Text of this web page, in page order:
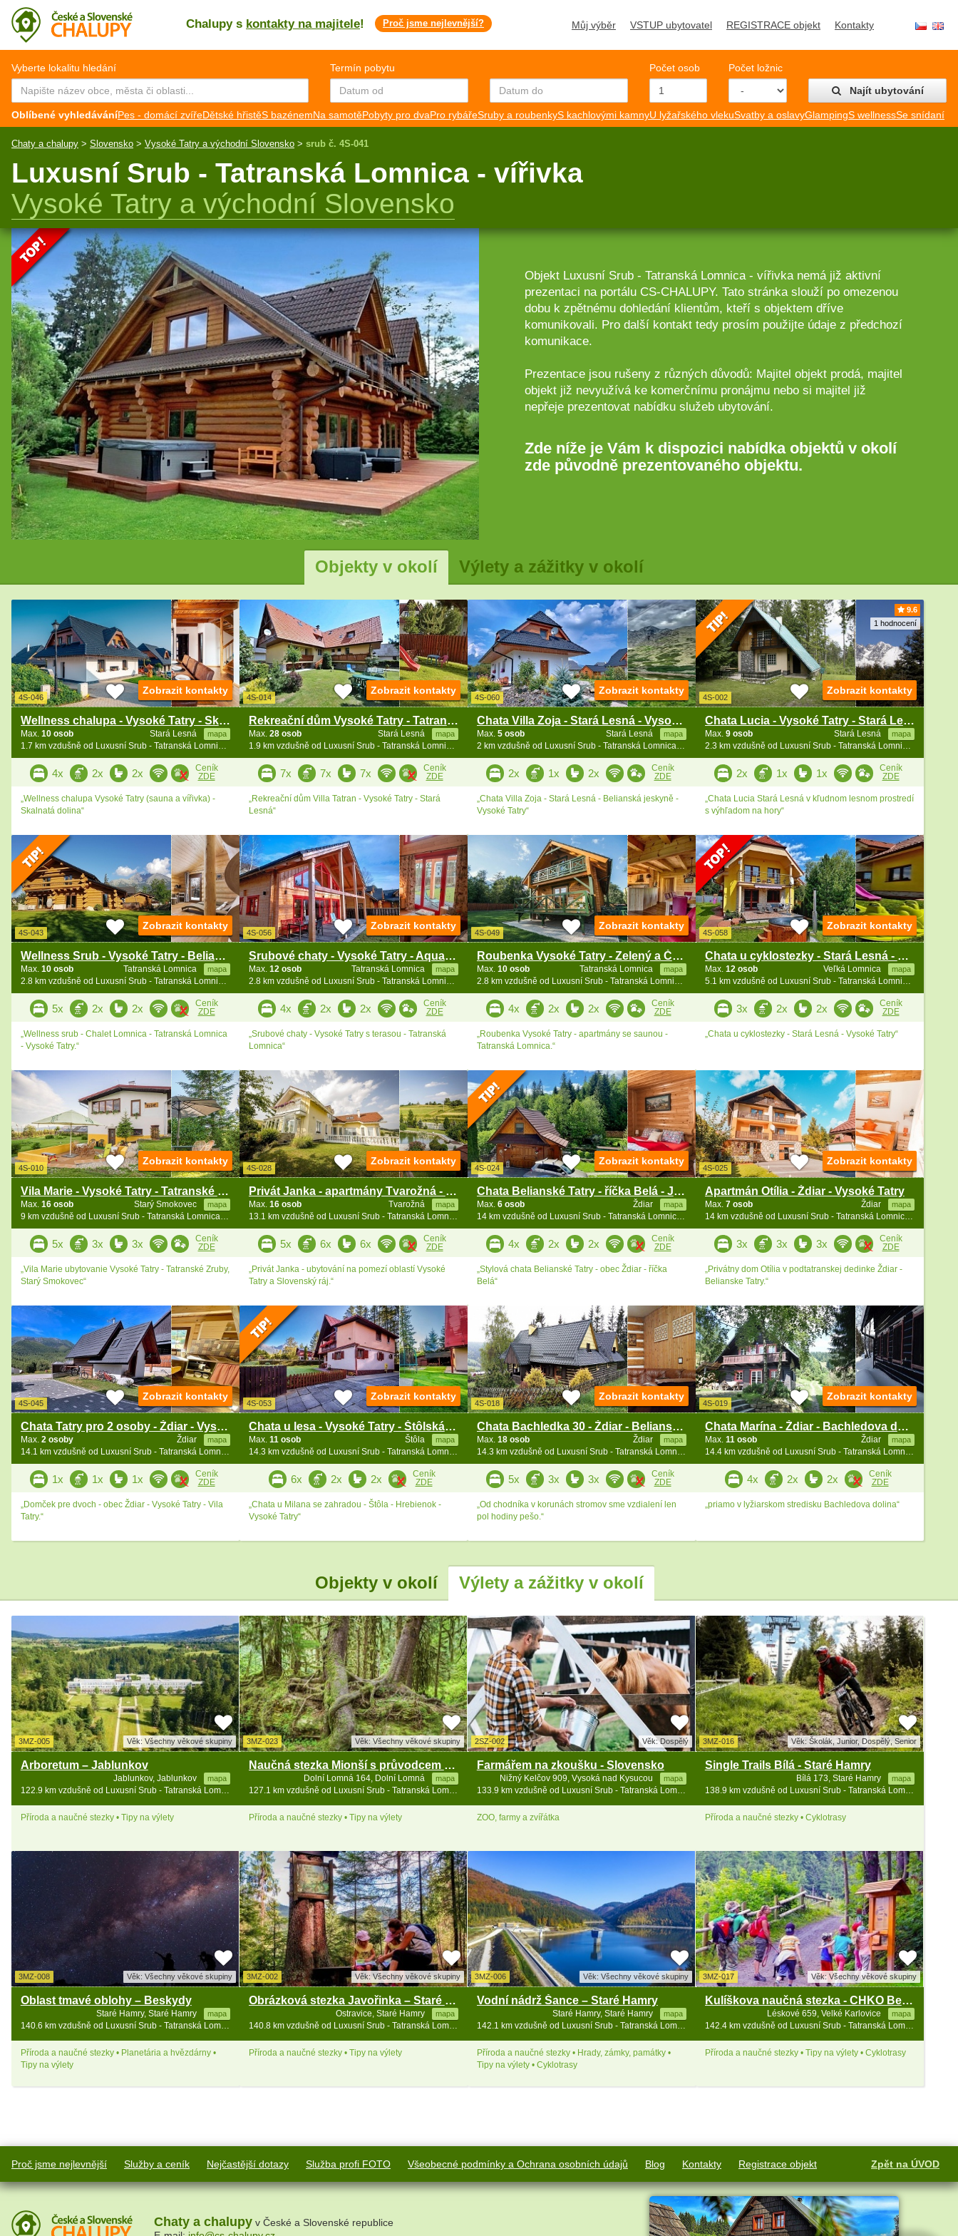
Chalupy s kontakty na majitele! Proč jsme nejlevnější? Můj výběr VSTUP ubytovatel REGISTRACE objekt Kontakty
CZ EN
Vyberte lokalitu hledání Termín pobytu Počet osob
Počet ložnic
Najít ubytování
Oblíbené vyhledáváníPes - domácí zvířeDětské hřistěS bazénemNa samotěPobyty pro dvaPro rybářeSruby a roubenkyS kachlovými kamnyU lyžařského vlekuSvatby a oslavyGlampingS wellnessSe snídaní
Chaty a chalupy > Slovensko > Vysoké Tatry a východní Slovensko > srub č. 4S-041
Luxusní Srub - Tatranská Lomnica - vířivka
Vysoké Tatry a východní Slovensko
Objekt Luxusní Srub - Tatranská Lomnica - vířivka nemá již aktivní
prezentaci na portálu CS-CHALUPY. Tato stránka slouží po omezenou
dobu k zpětnému dohledání klientům, kteří s objektem dříve
komunikovali. Pro další kontakt tedy prosím použijte údaje z předchozí
komunikace.
Prezentace jsou rušeny z různých důvodů: Majitel objekt prodá, majitel
objekt již nevyužívá ke komerčnímu pronájmu nebo si majitel již
nepřeje prezentovat nabídku služeb ubytování.
Zde níže je Vám k dispozici nabídka objektů v okolí
zde původně prezentovaného objektu.
Objekty v okolí Výlety a zážitky v okolí
4S-046
Wellness chalupa - Vysoké Tatry - Skalnatá dolina
Stará Lesná mapa
Max. 10 osob
1.7 km vzdušně od Luxusní Srub - Tatranská Lomnica - vířivka
Zobrazit kontakty
4x 2x 2x
Ceník
ZDE
„Wellness chalupa Vysoké Tatry (sauna a vířivka) -
Skalnatá dolina“
4S-014
Rekreační dům Vysoké Tatry - Tatranská Lomnica
Stará Lesná mapa
Max. 28 osob
1.9 km vzdušně od Luxusní Srub - Tatranská Lomnica - vířivka
Zobrazit kontakty
7x 7x 7x
Ceník
ZDE
„Rekreační dům Villa Tatran - Vysoké Tatry - Stará
Lesná“
4S-060
Chata Villa Zoja - Stará Lesná - Vysoké Tatry
Stará Lesná mapa
Max. 5 osob
2 km vzdušně od Luxusní Srub - Tatranská Lomnica - vířivka
Zobrazit kontakty
2x 1x 2x
Ceník
ZDE
„Chata Villa Zoja - Stará Lesná - Belianská jeskyně -
Vysoké Tatry“
9.6
1 hodnocení
4S-002
Chata Lucia - Vysoké Tatry - Stará Lesná
Stará Lesná mapa
Max. 9 osob
2.3 km vzdušně od Luxusní Srub - Tatranská Lomnica - vířivka
Zobrazit kontakty
2x 1x 1x
Ceník
ZDE
„Chata Lucia Stará Lesná v kľudnom lesnom prostredí
s výhľadom na hory“
4S-043
Wellness Srub - Vysoké Tatry - Belianské jeskyně
Tatranská Lomnica mapa
Max. 10 osob
2.8 km vzdušně od Luxusní Srub - Tatranská Lomnica - vířivka
Zobrazit kontakty
5x 2x 2x
Ceník
ZDE
„Wellness srub - Chalet Lomnica - Tatranská Lomnica
- Vysoké Tatry.“
4S-056
Srubové chaty - Vysoké Tatry - Aquacity Poprad
Tatranská Lomnica mapa
Max. 12 osob
2.8 km vzdušně od Luxusní Srub - Tatranská Lomnica - vířivka
Zobrazit kontakty
4x 2x 2x
Ceník
ZDE
„Srubové chaty - Vysoké Tatry s terasou - Tatranská
Lomnica“
4S-049
Roubenka Vysoké Tatry - Zelený a Červený apartmán
Tatranská Lomnica mapa
Max. 10 osob
2.8 km vzdušně od Luxusní Srub - Tatranská Lomnica - vířivka
Zobrazit kontakty
4x 2x 2x
Ceník
ZDE
„Roubenka Vysoké Tatry - apartmány se saunou -
Tatranská Lomnica.“
4S-058
Chata u cyklostezky - Stará Lesná - Vysoké Tatry
Veľká Lomnica mapa
Max. 12 osob
5.1 km vzdušně od Luxusní Srub - Tatranská Lomnica - vířivka
Zobrazit kontakty
3x 2x 2x
Ceník
ZDE
„Chata u cyklostezky - Stará Lesná - Vysoké Tatry“
4S-010
Vila Marie - Vysoké Tatry - Tatranské Zruby
Starý Smokovec mapa
Max. 16 osob
9 km vzdušně od Luxusní Srub - Tatranská Lomnica - vířivka
Zobrazit kontakty
5x 3x 3x
Ceník
ZDE
„Vila Marie ubytovanie Vysoké Tatry - Tatranské Zruby,
Starý Smokovec“
4S-028
Privát Janka - apartmány Tvarožná - Kežmarok
Tvarožná mapa
Max. 16 osob
13.1 km vzdušně od Luxusní Srub - Tatranská Lomnica - vířivka
Zobrazit kontakty
5x 6x 6x
Ceník
ZDE
„Privát Janka - ubytování na pomezí oblastí Vysoké
Tatry a Slovenský ráj.“
4S-024
Chata Belianské Tatry - říčka Belá - Jezersko
Ždiar mapa
Max. 6 osob
14 km vzdušně od Luxusní Srub - Tatranská Lomnica - vířivka
Zobrazit kontakty
4x 2x 2x
Ceník
ZDE
„Stylová chata Belianské Tatry - obec Ždiar - říčka
Belá“
4S-025
Apartmán Otília - Ždiar - Vysoké Tatry
Ždiar mapa
Max. 7 osob
14 km vzdušně od Luxusní Srub - Tatranská Lomnica - vířivka
Zobrazit kontakty
3x 3x 3x
Ceník
ZDE
„Privátny dom Otília v podtatranskej dedinke Ždiar -
Belianske Tatry.“
4S-045
Chata Tatry pro 2 osoby - Ždiar - Vysoké Tatry
Ždiar mapa
Max. 2 osoby
14.1 km vzdušně od Luxusní Srub - Tatranská Lomnica - vířivka
Zobrazit kontakty
1x 1x 1x
Ceník
ZDE
„Domček pre dvoch - obec Ždiar - Vysoké Tatry - Vila
Tatry.“
4S-053
Chata u lesa - Vysoké Tatry - Štôlská dolina
Štôla mapa
Max. 11 osob
14.3 km vzdušně od Luxusní Srub - Tatranská Lomnica - vířivka
Zobrazit kontakty
6x 2x 2x
Ceník
ZDE
„Chata u Milana se zahradou - Štôla - Hrebienok -
Vysoké Tatry“
4S-018
Chata Bachledka 30 - Ždiar - Belianské Tatry
Ždiar mapa
Max. 18 osob
14.3 km vzdušně od Luxusní Srub - Tatranská Lomnica - vířivka
Zobrazit kontakty
5x 3x 3x
Ceník
ZDE
„Od chodníka v korunách stromov sme vzdialení len
pol hodiny pešo.“
4S-019
Chata Marína - Ždiar - Bachledova dolina 546
Ždiar mapa
Max. 11 osob
14.4 km vzdušně od Luxusní Srub - Tatranská Lomnica - vířivka
Zobrazit kontakty
4x 2x 2x
Ceník
ZDE
„priamo v lyžiarskom stredisku Bachledova dolina“
Objekty v okolí Výlety a zážitky v okolí
3MZ-005 Věk: Všechny věkové skupiny
Arboretum – Jablunkov
Jablunkov, Jablunkov mapa
122.9 km vzdušně od Luxusní Srub - Tatranská Lomnica - vířivka
Příroda a naučné stezky • Tipy na výlety
3MZ-023 Věk: Všechny věkové skupiny
Naučná stezka Mionší s průvodcem - Beskydy
Dolní Lomná 164, Dolní Lomná mapa
127.1 km vzdušně od Luxusní Srub - Tatranská Lomnica - vířivka
Příroda a naučné stezky • Tipy na výlety
2SZ-002 Věk: Dospělý
Farmářem na zkoušku - Slovensko
Nižný Kelčov 909, Vysoká nad Kysucou mapa
133.9 km vzdušně od Luxusní Srub - Tatranská Lomnica - vířivka
ZOO, farmy a zvířátka
3MZ-016 Věk: Školák, Junior, Dospělý, Senior
Single Trails Bílá - Staré Hamry
Bílá 173, Staré Hamry mapa
138.9 km vzdušně od Luxusní Srub - Tatranská Lomnica - vířivka
Příroda a naučné stezky • Cyklotrasy
3MZ-008 Věk: Všechny věkové skupiny
Oblast tmavé oblohy – Beskydy
Staré Hamry, Staré Hamry mapa
140.6 km vzdušně od Luxusní Srub - Tatranská Lomnica - vířivka
Příroda a naučné stezky • Planetária a hvězdárny •
Tipy na výlety
3MZ-002 Věk: Všechny věkové skupiny
Obrázková stezka Javořinka – Staré Hamry
Ostravice, Staré Hamry mapa
140.8 km vzdušně od Luxusní Srub - Tatranská Lomnica - vířivka
Příroda a naučné stezky • Tipy na výlety
3MZ-006 Věk: Všechny věkové skupiny
Vodní nádrž Šance – Staré Hamry
Staré Hamry, Staré Hamry mapa
142.1 km vzdušně od Luxusní Srub - Tatranská Lomnica - vířivka
Příroda a naučné stezky • Hrady, zámky, památky •
Tipy na výlety • Cyklotrasy
3MZ-017 Věk: Všechny věkové skupiny
Kulíškova naučná stezka - CHKO Beskydy
Léskové 659, Velké Karlovice mapa
142.4 km vzdušně od Luxusní Srub - Tatranská Lomnica - vířivka
Příroda a naučné stezky • Tipy na výlety • Cyklotrasy
Proč jsme nejlevnější Služby a ceník Nejčastější dotazy Služba profi FOTO Všeobecné podmínky a Ochrana osobních údajů Blog Kontakty Registrace objekt Zpět na ÚVOD
Chaty a chalupy v České a Slovenské republice